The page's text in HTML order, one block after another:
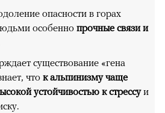
опасности в горах
особенно прочные связи и
существование «гена
что к альпинизму чаще
устойчивостью к стрессуи